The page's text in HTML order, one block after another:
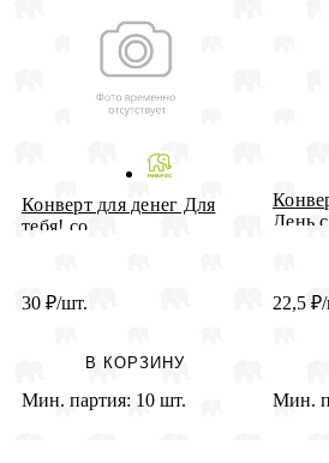
Конверт для денег Для
тебя! со...
30 ₽/шт.
В КОРЗИНУ
Мин. партия: 10 шт.
День
22,5 ₽
Мин.